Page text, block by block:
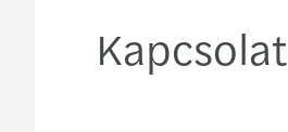
Kapcsolat